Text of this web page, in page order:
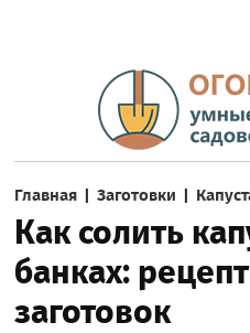
Главная |Заготовки |
Как солить
банках:
заготовок